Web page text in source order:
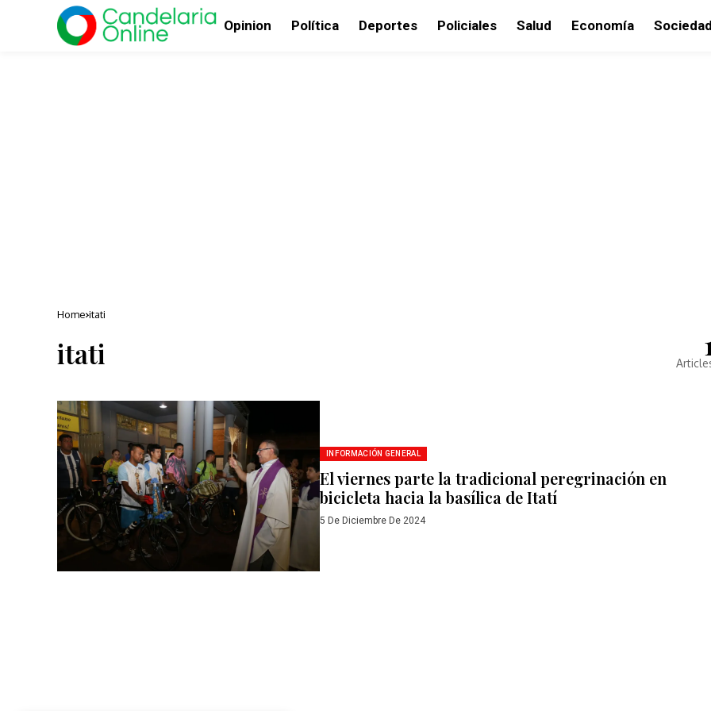
Opinion Política Deportes Policiales Salud Economía
Home itati
itati
INFORMACIÓN GENERAL
El viernes parte la tradicional peregrinación en
bicicleta hacia la basílica de Itatí
5 De Diciembre De 2024